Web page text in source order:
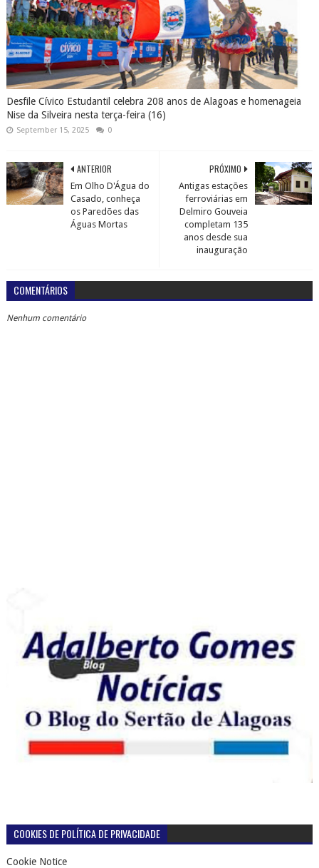
Desfile Cívico Estudantil celebra 208 anos de Alagoas e homenageia
Nise da Silveira nesta terça-feira (16)
September 15, 2025 0
PRÓXIMO
Antigas estações
ferroviárias em
Delmiro Gouveia
completam 135
anos desde sua
inauguração
ANTERIOR
Em Olho D'Água do
Casado, conheça
os Paredões das
Águas Mortas
COMENTÁRIOS
Nenhum comentário
COOKIES DE POLÍTICA DE PRIVACIDADE
Cookie Notice